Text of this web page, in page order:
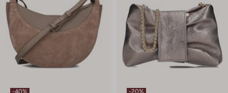
-40% -20%